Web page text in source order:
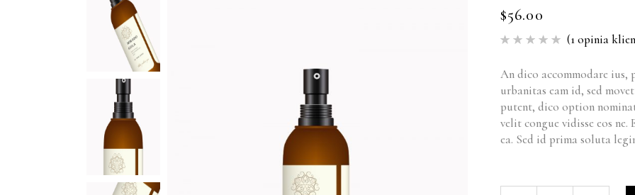
$56.00
Oceniony
podstawie
1
klienta
(1opinia
An dico accommodare ius,
urbanitas eam id, sed
putent, dico option
velit congue vidisse eos
ea. Sed id prima soluta